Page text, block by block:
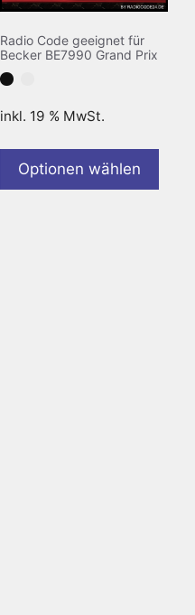
Radio Code geeignet für
Becker BE7990 Grand Prix
inkl. 19 % MwSt.
Optionen wählen